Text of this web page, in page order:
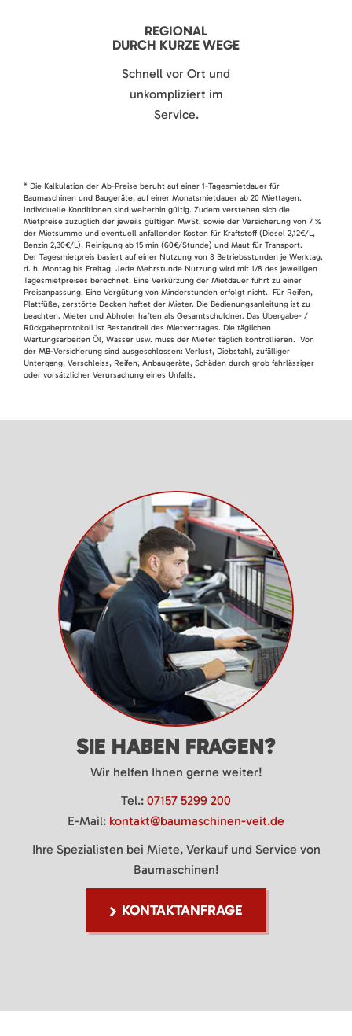
REGIONAL
DURCH KURZE WEGE
Schnell vor Ort und
unkompliziert im
Service.
* Die Kalkulation der Ab-Preise beruht auf einer 1-Tagesmietdauer für
Baumaschinen und Baugeräte, auf einer Monatsmietdauer ab 20 Miettagen.
Individuelle Konditionen sind weiterhin gültig. Zudem verstehen sich die
Mietpreise zuzüglich der jeweils gültigen MwSt. sowie der Versicherung von 7 %
der Mietsumme und eventuell anfallender Kosten für Kraftstoff (Diesel 2,12€/L,
Benzin 2,30€/L), Reinigung ab 15 min (60€/Stunde) und Maut für Transport.
Der Tagesmietpreis basiert auf einer Nutzung von 8 Betriebsstunden je Werktag,
d. h. Montag bis Freitag. Jede Mehrstunde Nutzung wird mit 1/8 des jeweiligen
Tagesmietpreises berechnet. Eine Verkürzung der Mietdauer führt zu einer
Preisanpassung. Eine Vergütung von Minderstunden erfolgt nicht. Für Reifen,
Plattfüße, zerstörte Decken haftet der Mieter. Die Bedienungsanleitung ist zu
beachten. Mieter und Abholer haften als Gesamtschuldner. Das Übergabe- /
Rückgabeprotokoll ist Bestandteil des Mietvertrages. Die täglichen
Wartungsarbeiten Öl, Wasser usw. muss der Mieter täglich kontrollieren. Von
der MB-Versicherung sind ausgeschlossen: Verlust, Diebstahl, zufälliger
Untergang, Verschleiss, Reifen, Anbaugeräte, Schäden durch grob fahrlässiger
oder vorsätzlicher Verursachung eines Unfalls.
SIE HABEN FRAGEN?
Wir helfen Ihnen gerne weiter!
Tel.: 07157 5299 200
E-Mail: kontakt@baumaschinen-veit.de
Ihre Spezialisten bei Miete, Verkauf und Service von
Baumaschinen!
KONTAKTANFRAGE